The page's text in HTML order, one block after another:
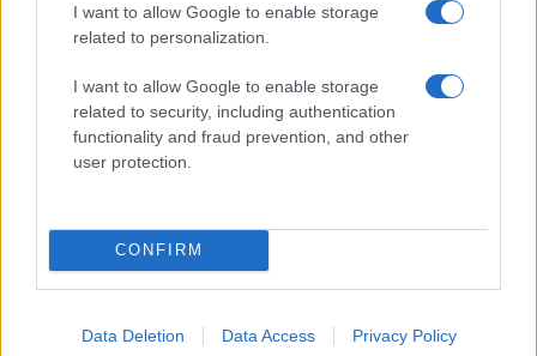
I want to allow Google to enable storage
related to personalization.
I want to allow Google to enable storage
related to security, including authentication
functionality and fraud prevention, and other
user protection.
CONFIRM
Data Deletion Data Access Privacy Policy
A vallásos zsidók csak így repülnek egyik